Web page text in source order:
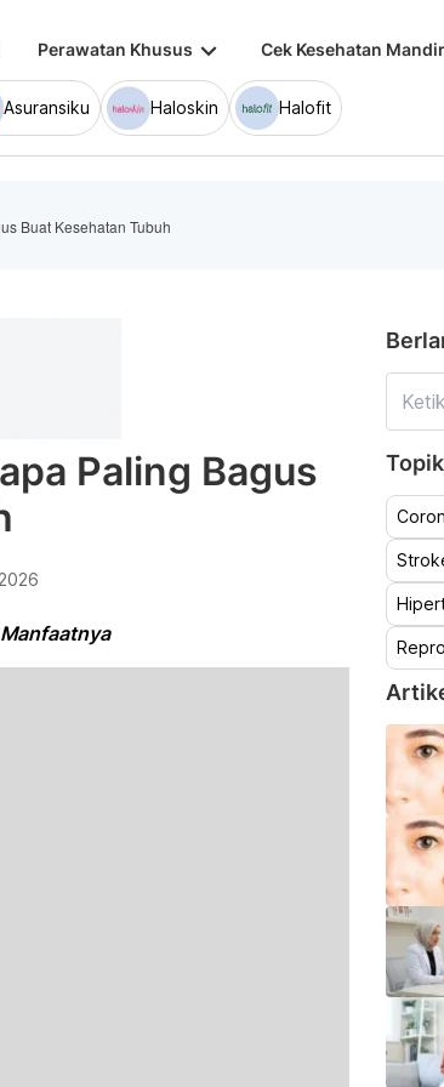
Perawatan Khusus keyboard_arrow_down Cek Kesehatan
Asuransiku Haloskin Halofit
Buat Kesehatan Tubuh
Paling Bagus